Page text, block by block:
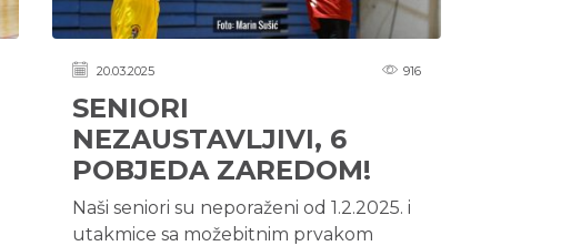
20.03.2025 916
SENIORI
NEZAUSTAVLJIVI, 6
POBJEDA ZAREDOM!
Naši seniori su neporaženi od 1.2.2025. i
utakmice sa možebitnim prvakom